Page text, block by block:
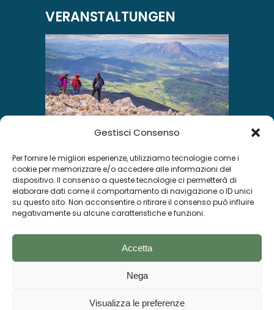
Gestisci Consenso
Per fornire le migliori esperienze, utilizziamo tecnologie come i
cookie per memorizzare e/o accedere alle informazioni del
dispositivo. Il consenso a queste tecnologie ci permetterà di
elaborare dati come il comportamento di navigazione o ID unici
su questo sito. Non acconsentire o ritirare il consenso può influire
negativamente su alcune caratteristiche e funzioni.
Accetta
Nega
Visualizza le preferenze
VERANSTALTUNGEN
INSTAGRAM
Segui su Instagram
Socials